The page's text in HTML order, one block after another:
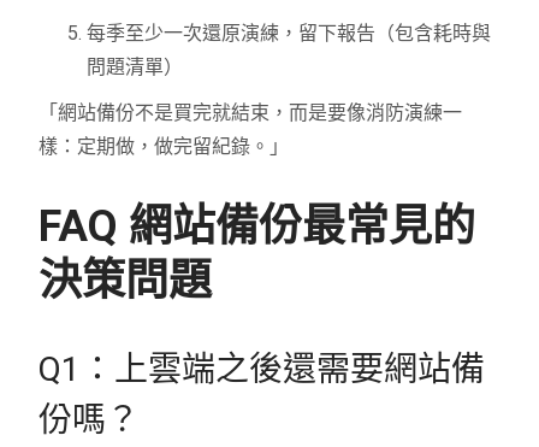
每季至少一次還原演練，留下報告（包含耗時與
問題清單）
「網站備份不是買完就結束，而是要像消防演練一
樣：定期做，做完留紀錄。」
FAQ 網站備份最常見的
決策問題
Q1：上雲端之後還需要網站備
份嗎？